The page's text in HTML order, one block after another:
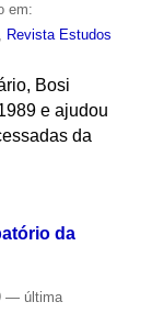
em:
, Revista Estudos
Bosi
e ajudou
da
da
— última